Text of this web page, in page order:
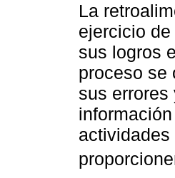
La
ejercicio
sus logros
proceso se
sus